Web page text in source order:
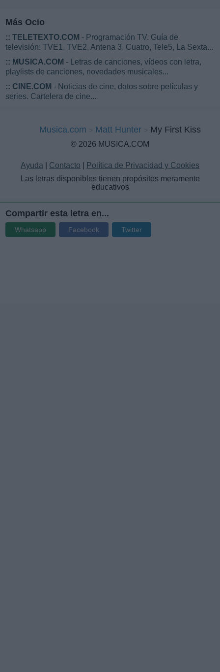
Más Ocio
:: TELETEXTO.COM - Programación TV. Guía de
televisión: TVE1, TVE2, Antena 3, Cuatro, Tele5, La Sexta...
:: MUSICA.COM - Letras de canciones, vídeos con letra,
playlists de canciones, novedades musicales...
:: CINE.COM - Noticias de cine, datos sobre películas y
series. Cartelera de cine...
Musica.com Matt Hunter My First Kiss
© 2026 MUSICA.COM
Ayuda Contacto
Política de Privacidad y Cookies
Las letras disponibles tienen propósitos meramente
educativos
Compartir esta letra en...
Whatsapp Facebook Twitter